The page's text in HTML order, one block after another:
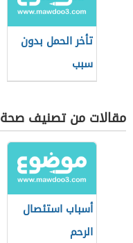
تأخر الحمل بدون
سبب
مقالات من تصنيف صحة
أسباب استئصال
الرحم